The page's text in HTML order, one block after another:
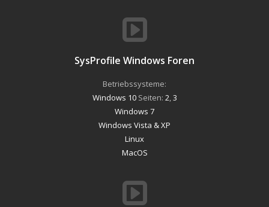
SysProfile Windows Foren
Betriebssysteme:
Windows 10Seiten: 2 3
Windows 7
Windows Vista & XP
Linux
MacOS